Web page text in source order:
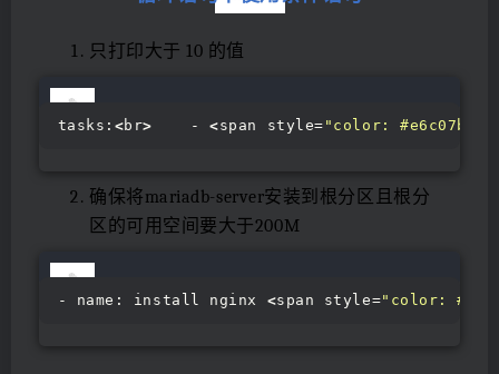
只打印大于 10 的值
tasks: <br>
    -
<span style= "color:
确保将mariadb-server安装到根分区且根分
区的可用空间要大于200M
- name: install nginx <span style="color: